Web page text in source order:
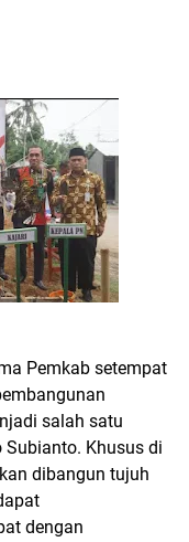
Pemkab setempat
salah satu
Subianto. Khusus di
dibangun tujuh
dengan